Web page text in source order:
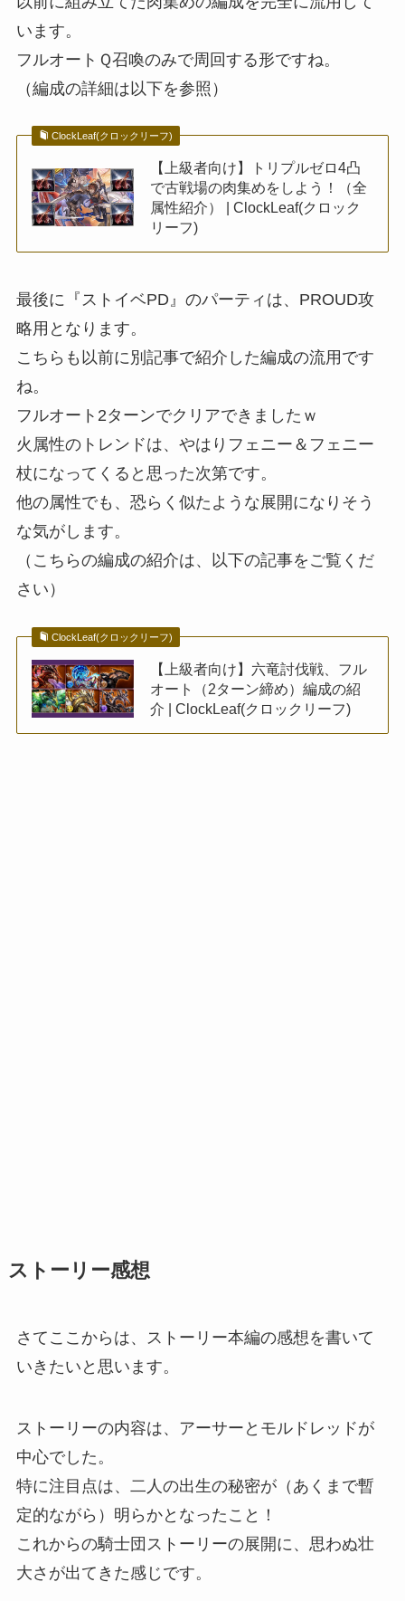
います。
フルオートＱ召喚のみで周回する形ですね。
（編成の詳細は以下を参照）
ClockLeaf(クロックリーフ)
【上級者向け】トリプルゼロ4凸
で古戦場の肉集めをしよう！（全
属性紹介） | ClockLeaf(クロック
リーフ)
最後に『ストイベPD』のパーティは、PROUD攻
略用となります。
こちらも以前に別記事で紹介した編成の流用です
ね。
フルオート2ターンでクリアできましたｗ
火属性のトレンドは、やはりフェニー＆フェニー
杖になってくると思った次第です。
他の属性でも、恐らく似たような展開になりそう
な気がします。
（こちらの編成の紹介は、以下の記事をご覧くだ
さい）
ClockLeaf(クロックリーフ)
【上級者向け】六竜討伐戦、フル
オート（2ターン締め）編成の紹
介 | ClockLeaf(クロックリーフ)
ストーリー感想
さてここからは、ストーリー本編の感想を書いて
いきたいと思います。
ストーリーの内容は、アーサーとモルドレッドが
中心でした。
特に注目点は、二人の出生の秘密が（あくまで暫
定的ながら）明らかとなったこと！
これからの騎士団ストーリーの展開に、思わぬ壮
大さが出てきた感じです。